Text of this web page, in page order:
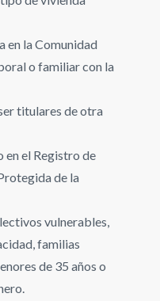
en la Comunidad
o familiar con la
titulares de otra
el Registro de
de la
vulnerables,
familias
de 35 años o